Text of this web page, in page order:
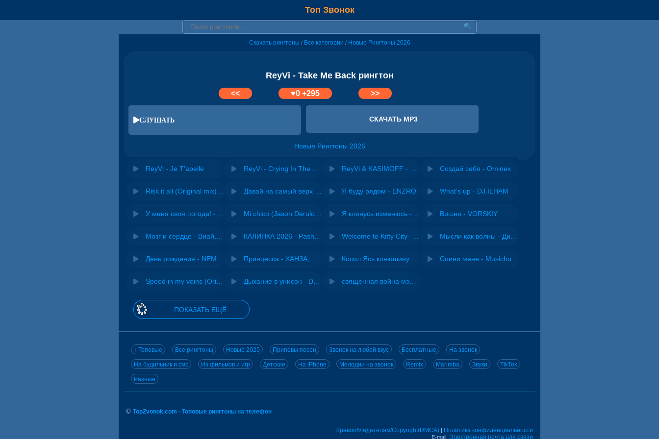
Топ Звонок
Скачать рингтоны / Все категории / Новые Рингтоны 2026
ReyVi - Take Me Back рингтон
<< ♥0+295 >>
СЛУШАТЬ СКАЧАТЬ MP3
Новые Рингтоны 2026
ReyVi - Je T'apelle Создай себя - Ominex
Я буду рядом - ENZRO What's up - DJ.ILHAM
Вишня - VORSKIY
ПОКАЗАТЬ ЕЩЁ
↑ Топовые Все рингтоны Новые 2025 Припевы песен Звонок на любой вкус Бесплатные На звонок
На будильник и смс Из фильмов и игр Детские На iPhone Мелодии на звонок Remix Marimba Звуки TikTok
Разные
© TopZvonok.com - Топовые рингтоны на телефон
Правообладателям/Copyright(DMCA) | Политика конфиденциальности
E-mail: Электронная почта для связи